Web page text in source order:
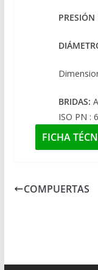
PRESIÓN
BRIDAS:
ISO PN :
FICHA
COMPUERTAS